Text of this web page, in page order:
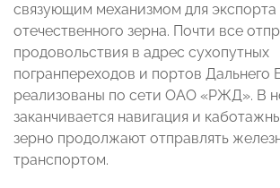
связующим механизмом для экспорта
отечественного зерна. Почти все
продовольствия в адрес сухопутных
погранпереходов и портов Дальнего
реализованы по сети ОАО «РЖД». В
заканчивается навигация и
зерно продолжают отправлять
транспортом.